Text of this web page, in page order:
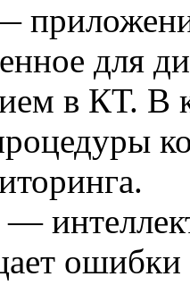
для
в КТ. В
ошибки